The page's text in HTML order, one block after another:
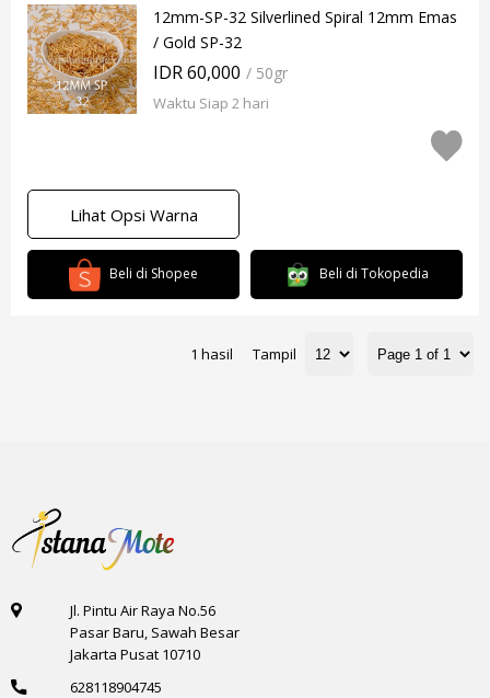
12mm-SP-32 Silverlined Spiral 12mm Emas
/ Gold SP-32
IDR 60,000 / 50gr
Waktu Siap 2 hari
Lihat Opsi Warna
Beli di Shopee Beli di Tokopedia
1 hasil Tampil
Jl. Pintu Air Raya No.56
Pasar Baru, Sawah Besar
Jakarta Pusat 10710
628118904745